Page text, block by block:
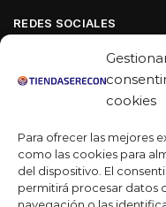
cookies
Para ofrecer las mejores
como las cookies para
del dispositivo. El
permitirá procesar
REDES SOCIALES
Linkedin
MAS DE 50 RESEÑAS